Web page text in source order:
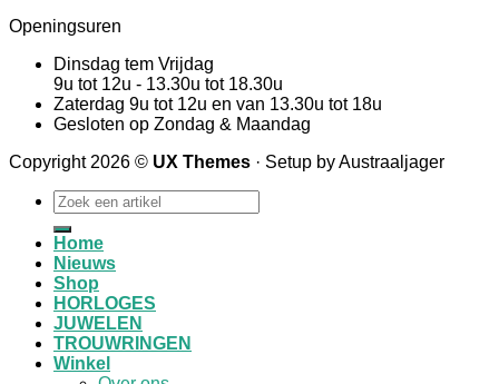
Openingsuren
Dinsdag tem Vrijdag
9u tot 12u - 13.30u tot 18.30u
Zaterdag 9u tot 12u en van 13.30u tot 18u
Gesloten op Zondag & Maandag
Copyright 2026 © UX Themes · Setup by Austraaljager
Zoeken
naar:
Home
Nieuws
Shop
HORLOGES
JUWELEN
TROUWRINGEN
Winkel